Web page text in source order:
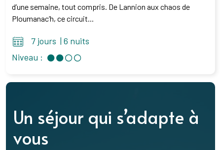
d’une semaine, tout compris. De Lannion aux chaos de
Ploumanac’h, ce circuit...
7 jours | 6 nuits
Niveau :
Un séjour qui s’adapte à
vous